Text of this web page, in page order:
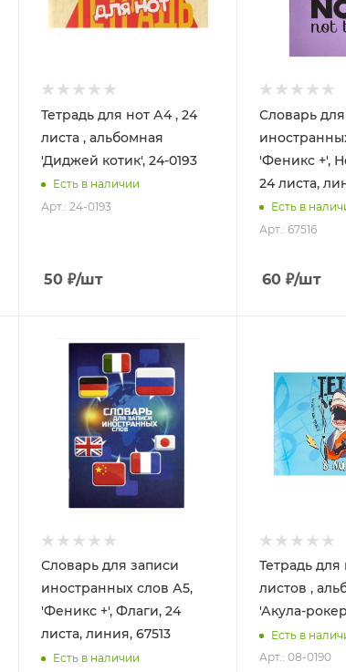
Тетрадь для нот А4 , 24
листа , альбомная
'Диджей котик', 24-0193
Есть в наличии
Арт.: 24-0193
50₽/шт
Словарь
'Феникс +',
24 листа,
Есть в
Арт.: 67516
60 ₽/шт
Словарь для записи
иностранных слов А5,
'Феникс +', Флаги, 24
листа, линия, 67513
Есть в наличии
Тетрадь для
листов ,
'Акула-
Есть в
Арт.: 08-0190